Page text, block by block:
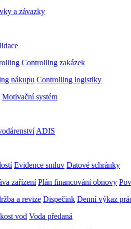
a závazky
Controlling zakázek
nákupu Controlling logistiky
Motivační systém
ADIS
Evidence smluv Datové schránky
zařízení Plán financování obnovy
a revize Dispečink Denní výkaz
vod Voda předaná